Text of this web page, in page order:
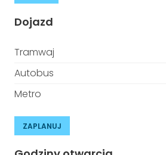
Dojazd
Tramwaj
Autobus
Metro
ZAPLANUJ